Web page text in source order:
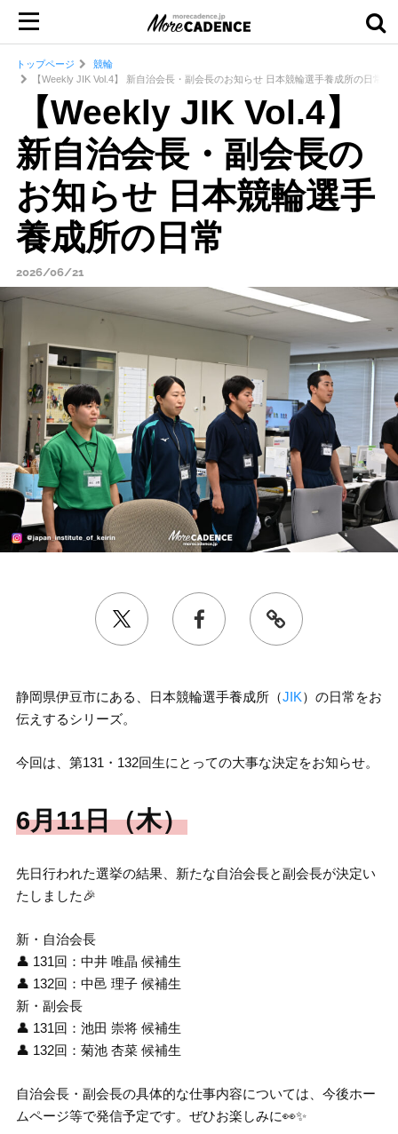
トップページ
競輪
【Weekly JIK Vol.4】 新自治会長・副会長のお知らせ 日本競輪選手養成所の日常
【Weekly JIK Vol.4】
新自治会長・副会長の
お知らせ 日本競輪選手
養成所の日常
2026/06/21
静岡県伊豆市にある、日本競輪選手養成所（JIK）の日常をお
伝えするシリーズ。
今回は、第131・132回生にとっての大事な決定をお知らせ。
6月11日（木）
先日行われた選挙の結果、新たな自治会長と副会長が決定い
たしました🎉
新・自治会長
👤 131回：中井 唯晶 候補生
👤 132回：中邑 理子 候補生
新・副会長
👤 131回：池田 崇将 候補生
👤 132回：菊池 杏菜 候補生
自治会長・副会長の具体的な仕事内容については、今後ホー
ムページ等で発信予定です。ぜひお楽しみに👀✨